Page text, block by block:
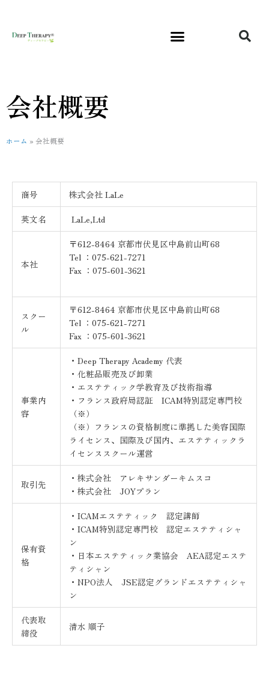
会社概要
ホーム » 会社概要
商号 株式会社 LaLe
英文名 LaLe,Ltd
本社
〒612-8464 京都市伏見区中島前山町68
Tel ：075-621-7271
Fax ：075-601-3621
スクー
ル
〒612-8464 京都市伏見区中島前山町68
Tel ：075-621-7271
Fax ：075-601-3621
事業内
容
・Deep Therapy Academy 代表
・化粧品販売及び卸業
・エステティック学教育及び技術指導
・フランス政府局認証 ICAM特別認定専門校
（※）
（※）フランスの資格制度に準拠した美容国際
ライセンス、国際及び国内、エステティックラ
イセンススクール運営
取引先
・株式会社 アレキサンダーキムスコ
・株式会社 JOYプラン
保有資
格
・ICAMエステティック 認定講師
・ICAM特別認定専門校 認定エステティシャ
ン
・日本エステティック業協会 AEA認定エステ
ティシャン
・NPO法人 JSE認定グランドエステティシャ
ン
代表取
締役
清水 順子